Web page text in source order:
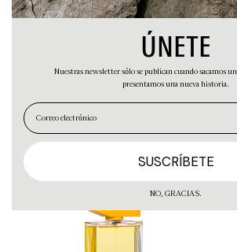
EN ES
EMBALAJE
PRODUCTOS
TERRENNAL
ÚNETE
Nuestras newsletter sólo se publican cuando sacamos
presentamos una nueva historia.
NO, GRACIAS.